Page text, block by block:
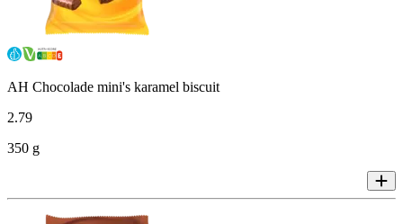
AH Chocolade mini's karamel biscuit
2.79
350 g